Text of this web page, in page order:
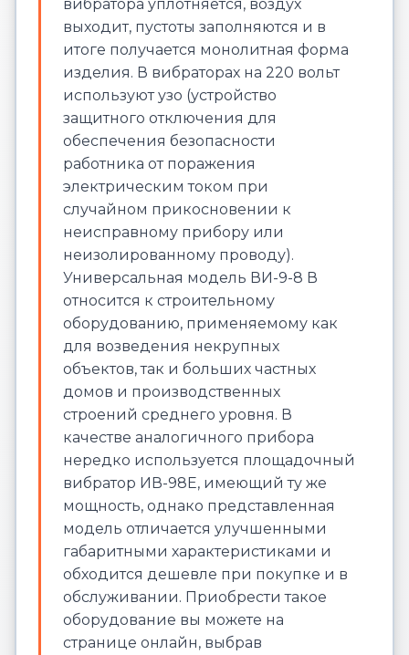
вибратора уплотняется, воздух
выходит, пустоты заполняются и в
итоге получается монолитная форма
изделия. В вибраторах на 220 вольт
используют узо (устройство
защитного отключения для
обеспечения безопасности
работника от поражения
электрическим током при
случайном прикосновении к
неисправному прибору или
неизолированному проводу).
Универсальная модель ВИ-9-8 В
относится к строительному
оборудованию, применяемому как
для возведения некрупных
объектов, так и больших частных
домов и производственных
строений среднего уровня. В
качестве аналогичного прибора
нередко используется площадочный
вибратор ИВ-98Е, имеющий ту же
мощность, однако представленная
модель отличается улучшенными
габаритными характеристиками и
обходится дешевле при покупке и в
обслуживании. Приобрести такое
оборудование вы можете на
странице онлайн, выбрав